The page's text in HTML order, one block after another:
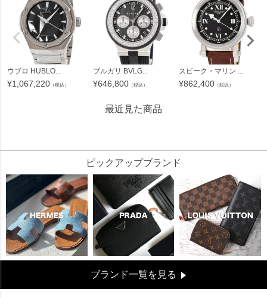
ウブロ HUBLO...
¥1,067,220 （税込）
ブルガリ BVLG...
¥646,800 （税込）
スピーク・マリン ...
¥862,400 （税込）
最近見た商品
ピックアップブランド
ブランド一覧を見る